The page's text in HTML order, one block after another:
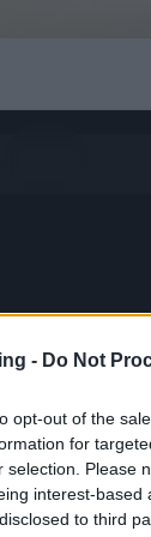
- Do Not
opt-out of the
for
selection. Please
interest-
to third
grandi ha
ilcosto
durante